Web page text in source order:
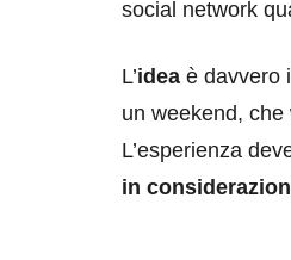
social network
L’idea è davvero
un weekend,
L’esperienza
in